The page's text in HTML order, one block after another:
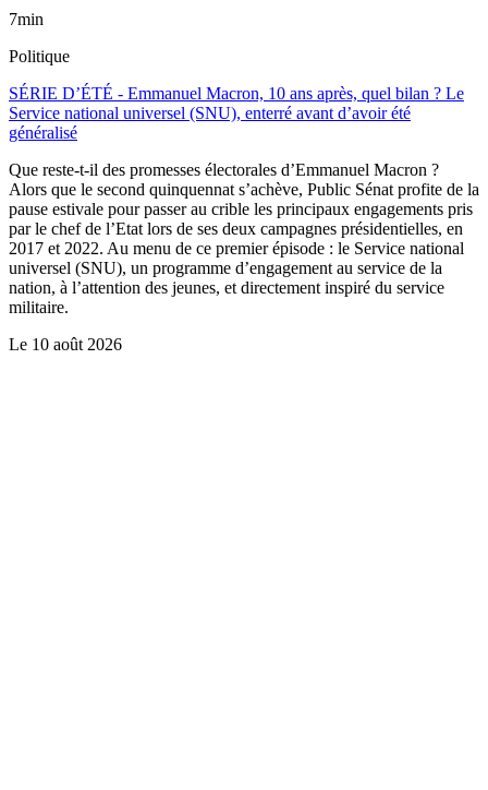
7min
Politique
SÉRIE D’ÉTÉ - Emmanuel Macron, 10 ans après, quel bilan ? Le
Service national universel (SNU), enterré avant d’avoir été
généralisé
Que reste-t-il des promesses électorales d’Emmanuel Macron ?
Alors que le second quinquennat s’achève, Public Sénat profite de la
pause estivale pour passer au crible les principaux engagements pris
par le chef de l’Etat lors de ses deux campagnes présidentielles, en
2017 et 2022. Au menu de ce premier épisode : le Service national
universel (SNU), un programme d’engagement au service de la
nation, à l’attention des jeunes, et directement inspiré du service
militaire.
Le 10 août 2026